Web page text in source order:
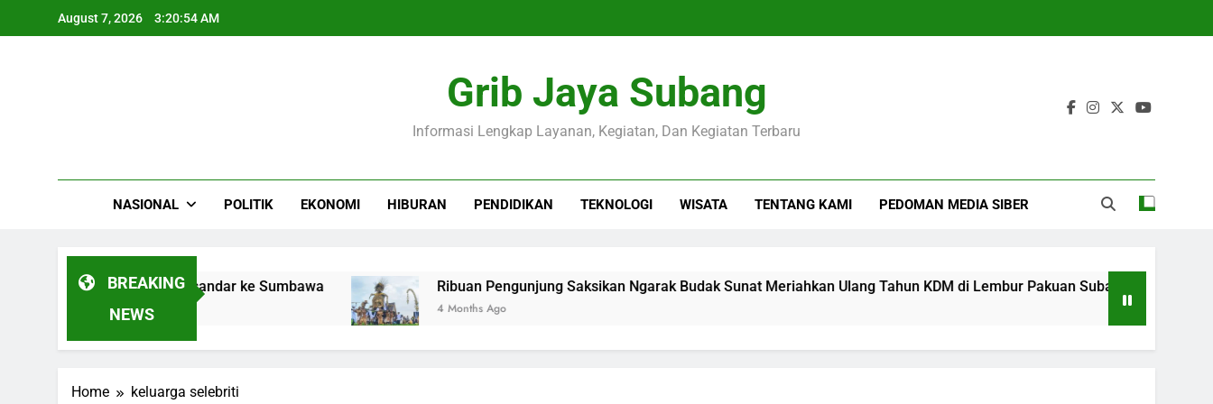
August 7, 2026 3:20:54 AM
Grib Jaya Subang
Informasi Lengkap Layanan, Kegiatan, Dan Kegiatan Terbaru
NASIONAL POLITIK EKONOMI HIBURAN PENDIDIKAN TEKNOLOGI WISATA TENTANG KAMI PEDOMAN MEDIA SIBER
BREAKING
NEWS
Gas Camellia Bersandar ke Sumbawa Ribuan Pengunjung Saksikan Ngarak Budak Sunat Meriahkan Ulang Tahun KDM di Lembur Pakuan Subang
4 Months Ago
Home keluarga selebriti